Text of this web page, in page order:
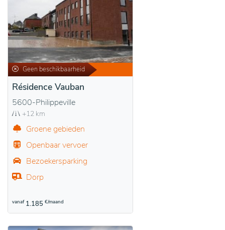
Geen beschikbaarheid
Résidence Vauban
5600-Philippeville
+12 km
Groene gebieden
Openbaar vervoer
Bezoekersparking
Dorp
vanaf 1.185 €/maand